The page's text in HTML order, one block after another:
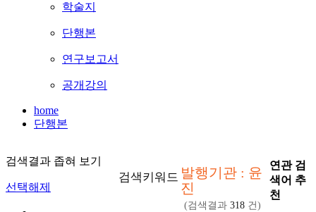
학술지
단행본
연구보고서
공개강의
home
단행본
검색결과 좁혀 보기
선택해제
검색키워드 발행기관 : 윤
진
(검색결과 318 건)
연관 검
색어 추
천